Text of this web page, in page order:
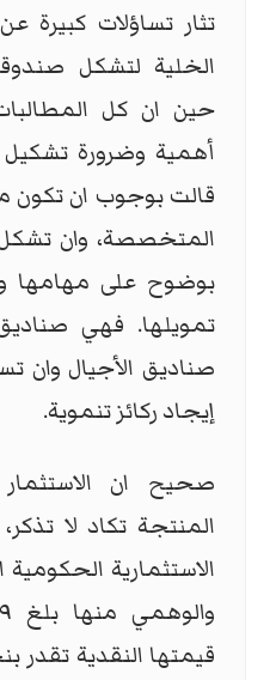
تثار تساؤلات
الخلية لتشكل
حين ان كل
أهمية وضرورة تشكيل
قالت بوجوب ان تكون
المتخصصة، وان
بوضوح على مهامها
تمويلها. فهي
صناديق الأجيال
إيجاد ركائز تنموية.
صحيح ان
المنتجة تكاد لا
الاستثمارية الحكومية